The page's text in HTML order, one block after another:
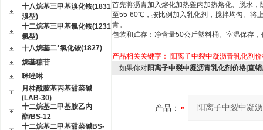
十八烷基三甲基溴化铵(1831
溴型)
十二烷基三甲基氯化铵(1231
氯型)
十八烷基二*氯化铵(1827)
烷基糖苷
咪唑啉
月桂酰胺基丙基甜菜碱
(LAB-30)
十二烷基二甲基胺乙内
酯/BS-12
十二烷基二甲基甜菜碱BS-
首先将沥青加入熔化加热釜内加热熔化、脱水，
至55-60℃，按比例加入乳化剂，搅拌均匀。将
青。
包装和贮存：净含量50公斤塑料桶。室温保存
产品相关关键字： 阳离子中裂中凝沥青乳化剂
如果你对阳离子中裂中凝沥青乳化剂价格|直销
产品：